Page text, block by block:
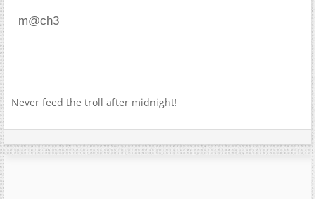
m@ch3
Never feed the troll after midnight!